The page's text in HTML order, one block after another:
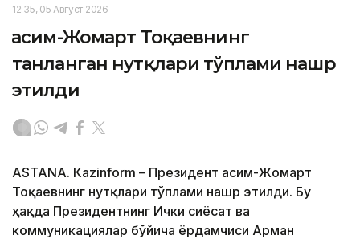
12:35, 05 Август 2026
Қасим-Жомарт Тоқаевнинг
танланган нутқлари тўплами нашр
этилди
ASTANА. Кazinform – Президент Қасим-Жомарт
Тоқаевнинг нутқлари тўплами нашр этилди. Бу
ҳақда Президентнинг Ички сиёсат ва
коммуникациялар бўйича ёрдамчиси Арман